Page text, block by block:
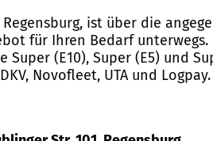
Regensburg, ist über die
für Ihren Bedarf
(E10), Super (E5) und
Novofleet, UTA und Logpay.